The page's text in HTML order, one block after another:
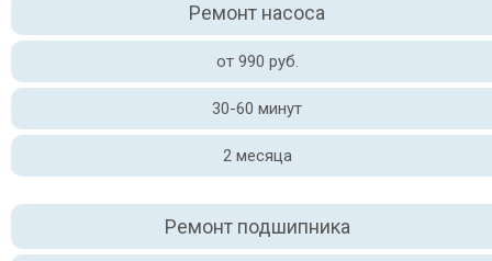
Ремонт насоса
от 990 руб.
30-60 минут
2 месяца
Ремонт подшипника